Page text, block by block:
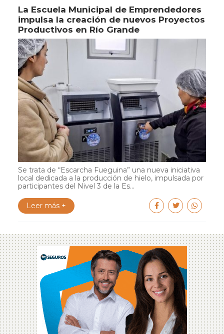
La Escuela Municipal de Emprendedores
impulsa la creación de nuevos Proyectos
Productivos en Río Grande
Se trata de “Escarcha Fueguina” una nueva iniciativa
local dedicada a la producción de hielo, impulsada por
participantes del Nivel 3 de la Es...
Leer más +